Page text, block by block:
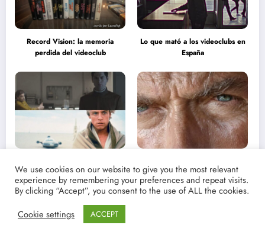
Record Vision: la memoria
perdida del videoclub
Lo que mató a los videoclubs en
España
defensa del relato puro
Eastwood
Erotismo y cine
We use cookies on our website to give you the most relevant
experience by remembering your preferences and repeat visits.
By clicking “Accept”, you consent to the use of ALL the cookies.
Cookie settings
ACCEPT